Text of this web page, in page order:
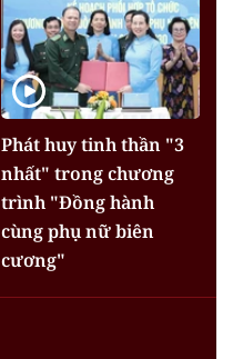
Phát huy tinh thần "3
nhất" trong chương
trình "Đồng hành
cùng phụ nữ biên
cương"